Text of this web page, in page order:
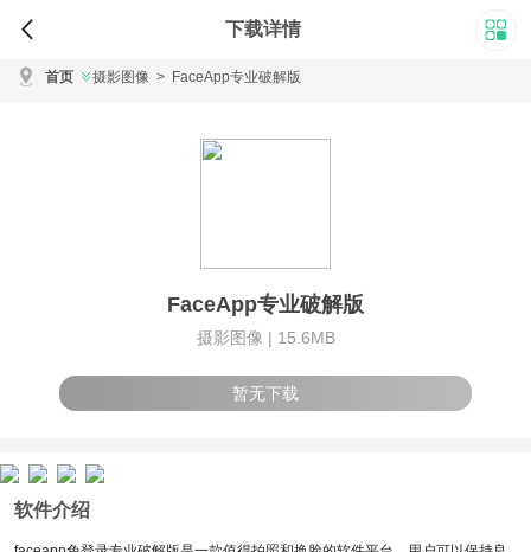
下载详情
首页 摄影图像 > FaceApp专业破解版
FaceApp专业破解版
摄影图像 | 15.6MB
暂无下载
软件介绍